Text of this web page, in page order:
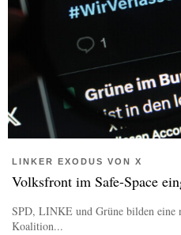
LINKER EXODUS VON X
Volksfront im Safe-Space
SPD, LINKE und Grüne bilden eine
Koalition...